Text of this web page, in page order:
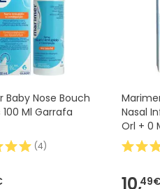
Baby Nose Bouch
100 Ml Garrafa
(4)
Nasal
Orl + 0
10,